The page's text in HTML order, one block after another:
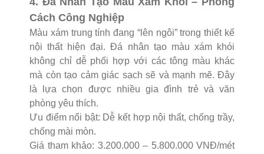
Cách Công Nghiệp
Màu xám trung tính đang “lên ngôi” trong thiết kế
nội thất hiện đại. Đá nhân tạo màu xám khói
không chỉ dễ phối hợp với các tông màu khác
mà còn tạo cảm giác sạch sẽ và mạnh mẽ. Đây
là lựa chọn được nhiều gia đình trẻ và văn
phòng yêu thích.
Ưu điểm nổi bật: Dễ kết hợp nội thất, chống trầy,
chống mài mòn.
Giá tham khảo: 3.200.000 – 5.800.000 VNĐ/mét